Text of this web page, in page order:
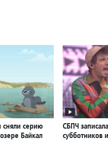
сняли серию
Байкал
СБПЧ
субботников